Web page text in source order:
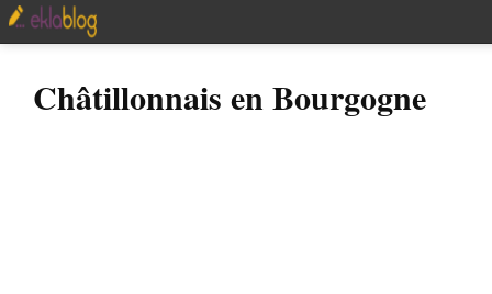
Châtillonnais en Bourgogne